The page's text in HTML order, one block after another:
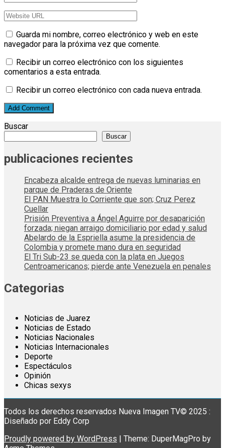
Guarda mi nombre, correo electrónico y web en este
navegador para la próxima vez que comente.
Recibir un correo electrónico con los siguientes
comentarios a esta entrada.
Recibir un correo electrónico con cada nueva entrada.
Buscar
Buscar
publicaciones recientes
Encabeza alcalde entrega de nuevas luminarias en
parque de Praderas de Oriente
El PAN Muestra lo Corriente que son; Cruz Perez
Cuellar
Prisión Preventiva a Ángel Aguirre por desaparición
forzada; niegan arraigo domiciliario por edad y salud
Abelardo de la Espriella asume la presidencia de
Colombia y promete mano dura en seguridad
El Tri Sub-23 se queda con la plata en Juegos
Centroamericanos; pierde ante Venezuela en penales
Categorias
Noticias de Juarez
Noticias de Estado
Noticias Nacionales
Noticias Internacionales
Deporte
Espectáculos
Opinión
Chicas sexys
Todos los derechos reservados Nueva Imagen TV© 2025 :
Diseñado por Eddy Corp
Proudly powered by WordPress
Theme: DuperMagPro by